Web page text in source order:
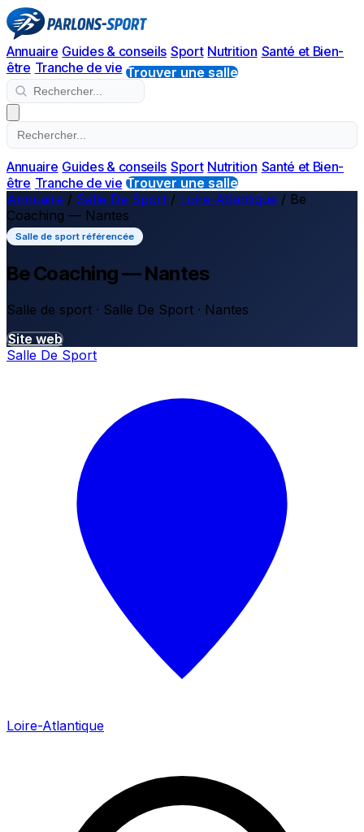
Annuaire Guides & conseils Sport Nutrition Santé et Bien-
être Tranche de vie Trouver une salle
Annuaire Guides & conseils Sport Nutrition Santé et Bien-
être Tranche de vie Trouver une salle
Annuaire / Salle De Sport / Loire-Atlantique / Be
Coaching — Nantes
Salle de sport référencée
Be Coaching — Nantes
Salle de sport · Salle De Sport · Nantes
Site web
Salle De Sport
Loire-Atlantique